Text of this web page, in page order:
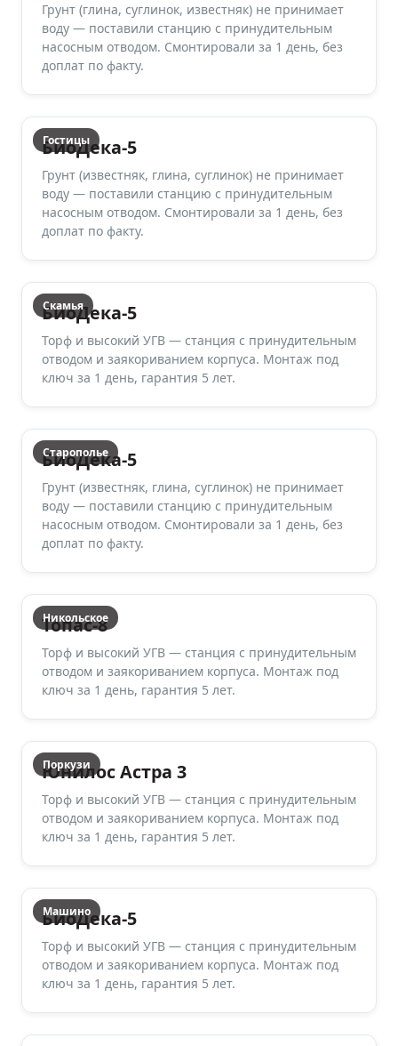
Грунт (глина, суглинок, известняк) не принимает
воду — поставили станцию с принудительным
насосным отводом. Смонтировали за 1 день, без
доплат по факту.
Гостицы
БиоДека-5
Грунт (известняк, глина, суглинок) не принимает
воду — поставили станцию с принудительным
насосным отводом. Смонтировали за 1 день, без
доплат по факту.
Скамья
БиоДека-5
Торф и высокий УГВ — станция с принудительным
отводом и заякориванием корпуса. Монтаж под
ключ за 1 день, гарантия 5 лет.
Старополье
БиоДека-5
Грунт (известняк, глина, суглинок) не принимает
воду — поставили станцию с принудительным
насосным отводом. Смонтировали за 1 день, без
доплат по факту.
Никольское
Топас-8
Торф и высокий УГВ — станция с принудительным
отводом и заякориванием корпуса. Монтаж под
ключ за 1 день, гарантия 5 лет.
Поркузи
Юнилос Астра 3
Торф и высокий УГВ — станция с принудительным
отводом и заякориванием корпуса. Монтаж под
ключ за 1 день, гарантия 5 лет.
Машино
БиоДека-5
Торф и высокий УГВ — станция с принудительным
отводом и заякориванием корпуса. Монтаж под
ключ за 1 день, гарантия 5 лет.